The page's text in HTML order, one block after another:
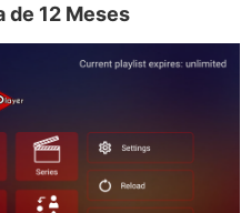
de 12 Meses